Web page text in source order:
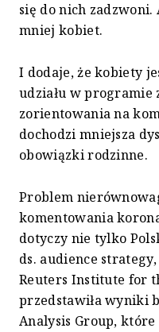
się do nich
mniej kobiet.
I dodaje, że kobiety
udziału w programie
zorientowania na
dochodzi mniejsza
obowiązki rodzinne.
Problem
komentowania
dotyczy nie tylko
ds. audience
Reuters Institute for
przedstawiła wyniki
Analysis Group, które